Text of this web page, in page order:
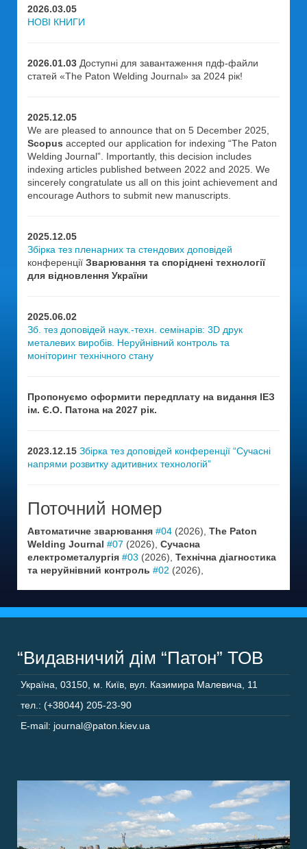
2026.03.05
НОВІ КНИГИ
2026.01.03 Доступні для завантаження пдф-файли
статей «The Paton Welding Journal» за 2024 рік!
2025.12.05
We are pleased to announce that on 5 December 2025,
Scopus accepted our application for indexing “The Paton
Welding Journal”. Importantly, this decision includes
indexing articles published between 2022 and 2025. We
sincerely congratulate us all on this joint achievement and
encourage Authors to submit new manuscripts.
2025.12.05
Збірка тез пленарних та стендових доповідей
конференції Зварювання та споріднені технології
для відновлення України
2025.06.02
Зб. тез доповідей наук.-техн. семінарів: 3D друк
металевих виробів. Неруйнівний контроль та
моніторинг технічного стану
Пропонуємо оформити передплату на видання ІЕЗ
ім. Є.О. Патона на 2027 рік.
2023.12.15 Збірка тез доповідей конференції “Сучасні
напрями розвитку адитивних технологій”
Поточний номер
Автоматичне зварювання #04 (2026), The Paton
Welding Journal #07 (2026), Сучасна
електрометалургія #03 (2026), Технічна діагностика
та неруйнівний контроль #02 (2026),
“Видавничий дім “Патон” ТОВ
Україна 03150 м. Київ, вул. Казимира Малевича, 11
тел.: (+38044) 205-23-90
E-mail: journal@paton.kiev.ua